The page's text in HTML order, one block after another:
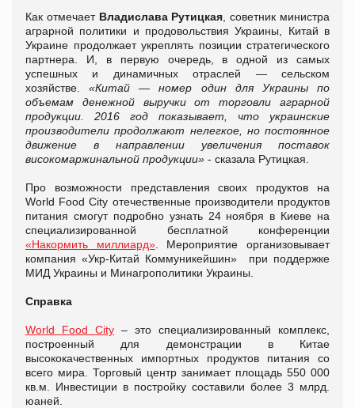
Как отмечает Владислава Рутицкая , советник министра
аграрной политики и продовольствия Украины, Китай в
Украине продолжает укреплять позиции стратегического
партнера. И, в первую очередь, в одной из самых
успешных и динамичных отраслей — сельском
хозяйстве.«Китай — номер один для Украины по
объемам денежной выручки от торговли аграрной
продукции. 2016 год показывает, что украинские
производители продолжают нелегкое, но постоянное
движение в направлении увеличения поставок
високомаржинальной продукции» - сказала Рутицкая.
Про возможности представления своих продуктов на
World Food City отечественные производители продуктов
питания смогут подробно узнать 24 ноября в Киеве на
специализированной бесплатной конференции
«Накормить миллиард». Мероприятие организовывает
компания «Укр-Китай Коммуникейшин» при поддержке
МИД Украины и Минагрополитики Украины.
Справка
World Food City – это специализированный комплекс,
построенный для демонстрации в Китае
высококачественных импортных продуктов питания со
всего мира. Торговый центр занимает площадь 550 000
кв.м. Инвестиции в постройку составили более 3 млрд.
юаней.